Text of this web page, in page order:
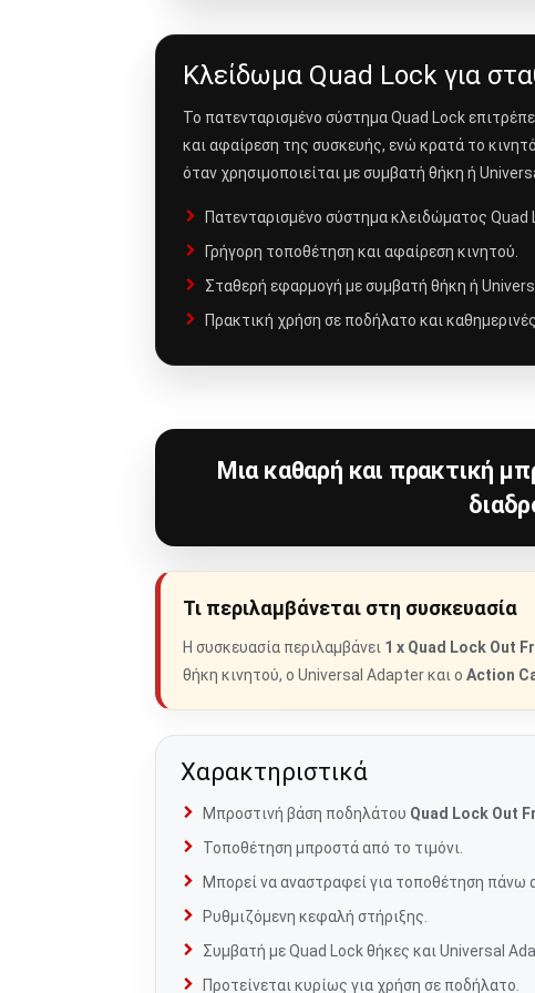
Κλείδωμα Quad Lock για
Το πατενταρισμένο σύστημα Quad Lock
και αφαίρεση της συσκευής, ενώ κρατά το
όταν χρησιμοποιείται με συμβατή θήκη ή
Πατενταρισμένο σύστημα κλειδώματος Quad
Γρήγορη τοποθέτηση και αφαίρεση κινητού.
Σταθερή εφαρμογή με συμβατή θήκη ή
Πρακτική χρήση σε ποδήλατο και
Μια καθαρή και πρακτική
Τι περιλαμβάνεται στη συσκευασία
Η συσκευασία περιλαμβάνει 1 x Quad Lock Out
θήκη κινητού, ο Universal Adapter και ο Action
Χαρακτηριστικά
Μπροστινή βάση ποδηλάτου Quad Lock Out
Τοποθέτηση μπροστά από το τιμόνι.
Μπορεί να αναστραφεί για τοποθέτηση πάνω
Ρυθμιζόμενη κεφαλή στήριξης.
Συμβατή με Quad Lock θήκες και Universal
Προτείνεται κυρίως για χρήση σε ποδήλατο.